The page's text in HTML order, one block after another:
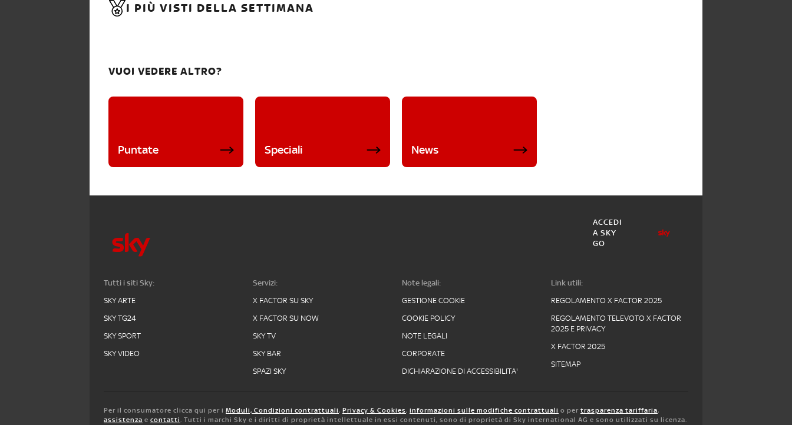
I PIÙ VISTI DELLA SETTIMANA
VUOI VEDERE ALTRO?
Puntate Speciali News
ACCEDI
A SKY
GO
Tutti i siti Sky:
SKY ARTE
SKY TG24
SKY SPORT
SKY VIDEO
Servizi:
X FACTOR SU SKY
X FACTOR SU NOW
SKY TV
SKY BAR
SPAZI SKY
Note legali:
GESTIONE COOKIE
COOKIE POLICY
NOTE LEGALI
CORPORATE
DICHIARAZIONE DI ACCESSIBILITA'
Link utili:
REGOLAMENTO X FACTOR 2025
REGOLAMENTO TELEVOTO X FACTOR
2025 E PRIVACY
X FACTOR 2025
SITEMAP
Per il consumatore clicca qui per i Moduli, Condizioni contrattuali, Privacy & Cookies, informazioni sulle modifiche contrattuali o per trasparenza tariffaria,
assistenza e contatti. Tutti i marchi Sky e i diritti di proprietà intellettuale in essi contenuti, sono di proprietà di Sky international AG e sono utilizzati su licenza.